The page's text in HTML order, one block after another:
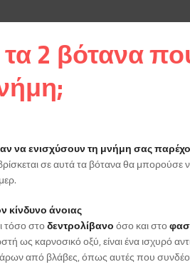
τα 2 βότανα
να ενισχύσουν τη μνήμη σας
σε αυτά τα βότανα θα μπορούσε
κίνδυνο άνοιας
τόσο στοδεντρολίβανοόσο και στο
ως καρνοσικό οξύ, είναι ένα ισχυρό
από βλάβες, όπως αυτές που